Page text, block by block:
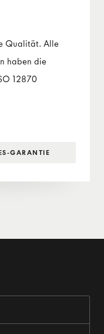
Qualität. Alle
haben die
12870
GARANTIE